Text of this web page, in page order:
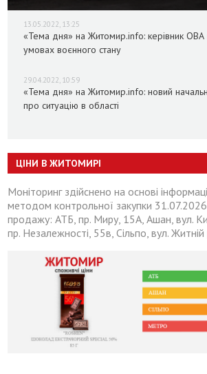
13.05.2022, 13:25
«Тема дня» на Житомир.info: керівник ОВА
умовах воєнного стану
29.04.2022, 10:59
«Тема дня» на Житомир.info: новий
про ситуацію в області
ЦІНИ В ЖИТОМИРІ
Моніторинг здійснено на основі
методом контрольної закупки 31.07.2026
продажу: АТБ, пр. Миру, 15А, Ашан, вул.
пр. Незалежності, 55в, Сільпо, вул.